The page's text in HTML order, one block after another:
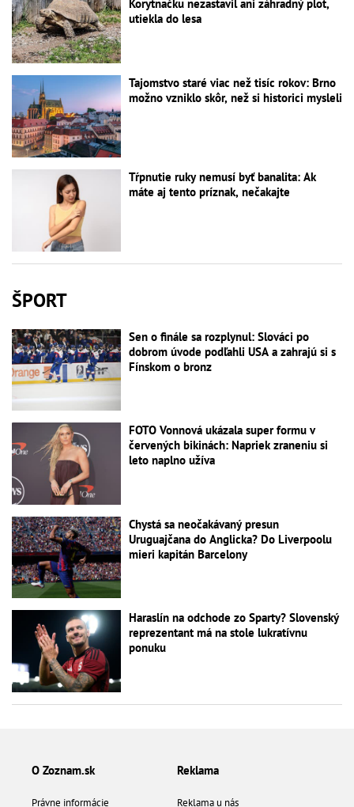
Korytnačku nezastavil ani záhradný plot,
utiekla do lesa
Tajomstvo staré viac než tisíc rokov: Brno
možno vzniklo skôr, než si historici mysleli
Tŕpnutie ruky nemusí byť banalita: Ak
máte aj tento príznak, nečakajte
ŠPORT
Sen o finále sa rozplynul: Slováci po
dobrom úvode podľahli USA a zahrajú si s
Fínskom o bronz
FOTO Vonnová ukázala super formu v
červených bikinách: Napriek zraneniu si
leto naplno užíva
Chystá sa neočakávaný presun
Uruguajčana do Anglicka? Do Liverpoolu
mieri kapitán Barcelony
Haraslín na odchode zo Sparty? Slovenský
reprezentant má na stole lukratívnu
ponuku
O Zoznam.sk
Právne informácie
Reklama
Reklama u nás